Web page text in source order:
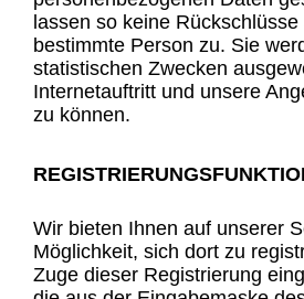
lassen so keine
bestimmte Person zu. Sie
statistischen Zwecken
Internetauftritt und unsere
zu können.
Wir bieten Ihnen auf unserer
Möglichkeit, sich dort zu
Zuge dieser Registrierung